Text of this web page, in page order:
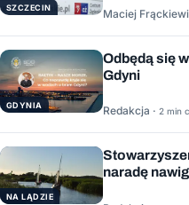
SZCZECIN Maciej
GDYNIA
Odbędą się
Gdyni
Redakcja · 2 min
NA LĄDZIE
naradę